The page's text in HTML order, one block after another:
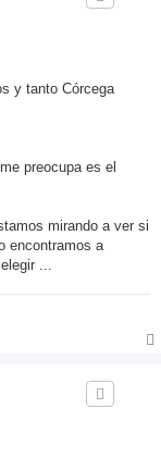
y tanto Córcega
preocupa es el
mirando a ver si
encontramos a
...